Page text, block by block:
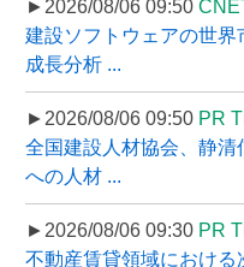
►2026/08/06 09:50
建設ソフトウェアの世
成長分析 ...
►2026/08/06 09:50 PR
全国建設人材協会、静
への人材 ...
►2026/08/06 09:30 PR
不動産賃貸領域におけ